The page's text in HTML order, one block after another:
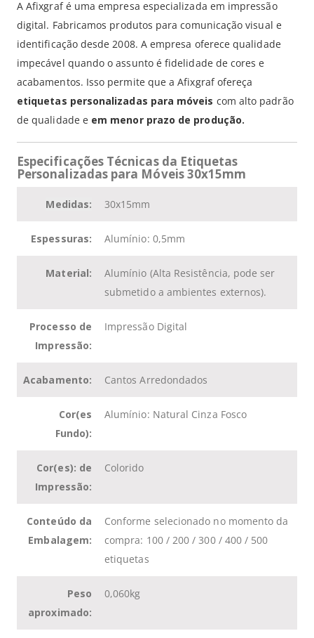
A Afixgraf é uma empresa especializada em impressão
digital. Fabricamos produtos para comunicação visual e
identificação desde 2008. A empresa oferece qualidade
impecável quando o assunto é fidelidade de cores e
acabamentos. Isso permite que a Afixgraf ofereça
etiquetas personalizadas para móveis com alto padrão
de qualidade e em menor prazo de produção.
Especificações Técnicas da Etiquetas
Personalizadas para Móveis 30x15mm
Medidas: 30x15mm
Espessuras: Alumínio: 0,5mm
Material:
Alumínio (Alta Resistência, pode ser
submetido a ambientes externos).
Processo de
Impressão:
Impressão Digital
Acabamento: Cantos Arredondados
Cor(es
Fundo):
Alumínio: Natural Cinza Fosco
Cor(es): de
Impressão:
Colorido
Conteúdo da
Embalagem:
Conforme selecionado no momento da
compra: 100 / 200 / 300 / 400 / 500
etiquetas
Peso
aproximado:
0,060kg